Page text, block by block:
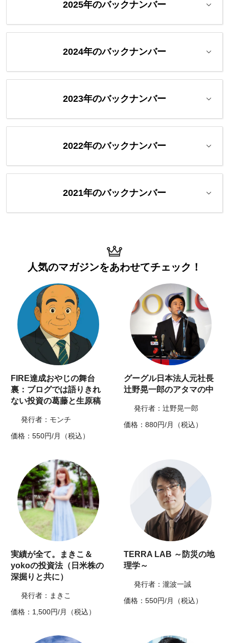
2025年のバックナンバー
2024年のバックナンバー
2023年のバックナンバー
2022年のバックナンバー
2021年のバックナンバー
人気のマガジンをあわせてチェック！
FIRE達成おやじの舞台
裏：ブログでは語りきれ
ない投資の葛藤と生原稿
発行者：モンチ
価格：550円/月（税込）
グーグル日本法人元社長
辻野晃一郎のアタマの中
発行者：辻野晃一郎
価格：880円/月（税込）
実績が全て。まきこ＆
yokoの投資法（日米株の
深掘りと共に）
発行者：まきこ
価格：1,500円/月（税込）
TERRA LAB ～防災の地
理学～
発行者：瀧波一誠
価格：550円/月（税込）